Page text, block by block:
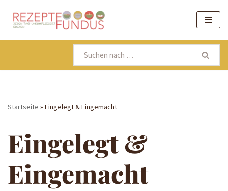
Zum
Inhalt
Startseite » Eingelegt & Eingemacht
Eingelegt &
Eingemacht